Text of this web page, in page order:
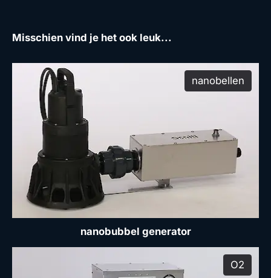
Misschien vind je het ook leuk...
nanobellen
nanobubbel generator
O2